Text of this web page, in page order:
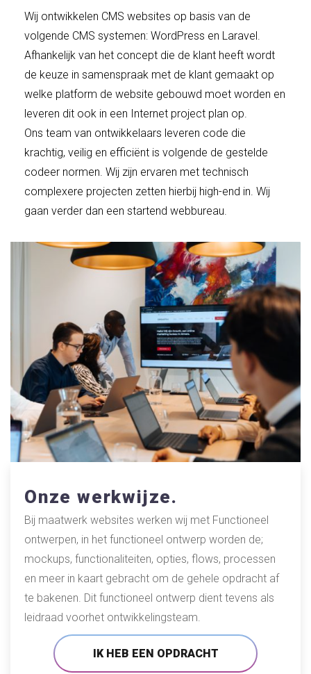
Wij ontwikkelen CMS websites op basis van de
volgende CMS systemen: WordPress en Laravel.
Afhankelijk van het concept die de klant heeft wordt
de keuze in samenspraak met de klant gemaakt op
welke platform de website gebouwd moet worden en
leveren dit ook in een Internet project plan op.
Ons team van ontwikkelaars leveren code die
krachtig, veilig en efficiënt is volgende de gestelde
codeer normen. Wij zijn ervaren met technisch
complexere projecten zetten hierbij high-end in. Wij
gaan verder dan een startend webbureau.
Onze werkwijze.
Bij maatwerk websites werken wij met Functioneel
ontwerpen, in het functioneel ontwerp worden de;
mockups, functionaliteiten, opties, flows, processen
en meer in kaart gebracht om de gehele opdracht af
te bakenen. Dit functioneel ontwerp dient tevens als
leidraad voorhet ontwikkelingsteam.
IK HEB EEN OPDRACHT